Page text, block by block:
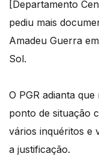
[Departamento
pediu mais
Amadeu Guerra
Sol.
O PGR adianta
ponto de situação
vários inquéritos e
a justificação.